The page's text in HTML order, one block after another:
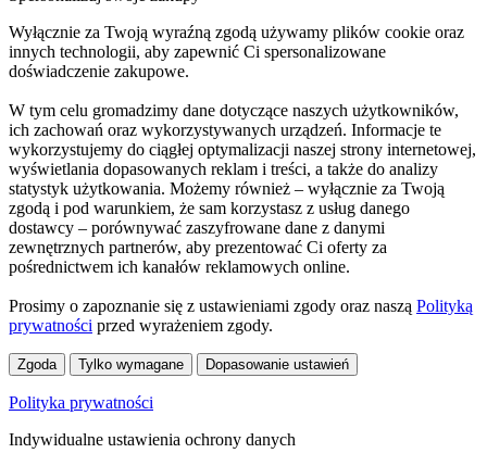
Wyłącznie za Twoją wyraźną zgodą używamy plików cookie oraz
innych technologii, aby zapewnić Ci spersonalizowane
doświadczenie zakupowe.
W tym celu gromadzimy dane dotyczące naszych użytkowników,
ich zachowań oraz wykorzystywanych urządzeń. Informacje te
wykorzystujemy do ciągłej optymalizacji naszej strony internetowej,
wyświetlania dopasowanych reklam i treści, a także do analizy
statystyk użytkowania. Możemy również – wyłącznie za Twoją
zgodą i pod warunkiem, że sam korzystasz z usług danego
dostawcy – porównywać zaszyfrowane dane z danymi
zewnętrznych partnerów, aby prezentować Ci oferty za
pośrednictwem ich kanałów reklamowych online.
Prosimy o zapoznanie się z ustawieniami zgody oraz naszą Polityką
prywatności przed wyrażeniem zgody.
Zgoda Tylko wymagane Dopasowanie ustawień
Polityka prywatności
Indywidualne ustawienia ochrony danych